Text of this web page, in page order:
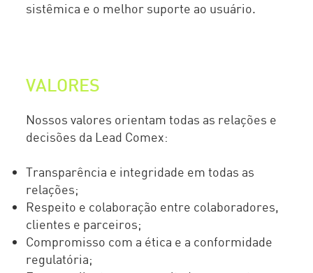
sistêmica e o melhor suporte ao usuário.
VALORES
Nossos valores orientam todas as relações e
decisões da Lead Comex:
Transparência e integridade em todas as
relações;
Respeito e colaboração entre colaboradores,
clientes e parceiros;
Compromisso com a ética e a conformidade
regulatória;